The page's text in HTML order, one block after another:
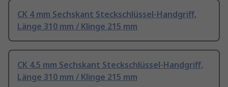
CK 4 mm Sechskant Steckschlüssel-Handgriff,
Länge 310 mm / Klinge 215 mm
CK 4.5 mm Sechskant Steckschlüssel-Handgriff,
Länge 310 mm / Klinge 215 mm